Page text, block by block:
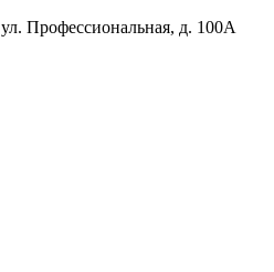
Профессиональная, д. 100А